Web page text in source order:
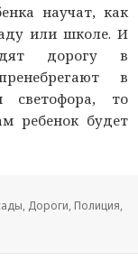
научат, как
или школе. И
дорогу в
в
светофора, то
ребенок будет
, Дороги, Полиция,